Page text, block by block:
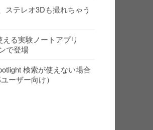
ステレオ3Dも撮れちゃう
る実験ノートアプリ
で登場
検索が使えない場合
ーザー向け）